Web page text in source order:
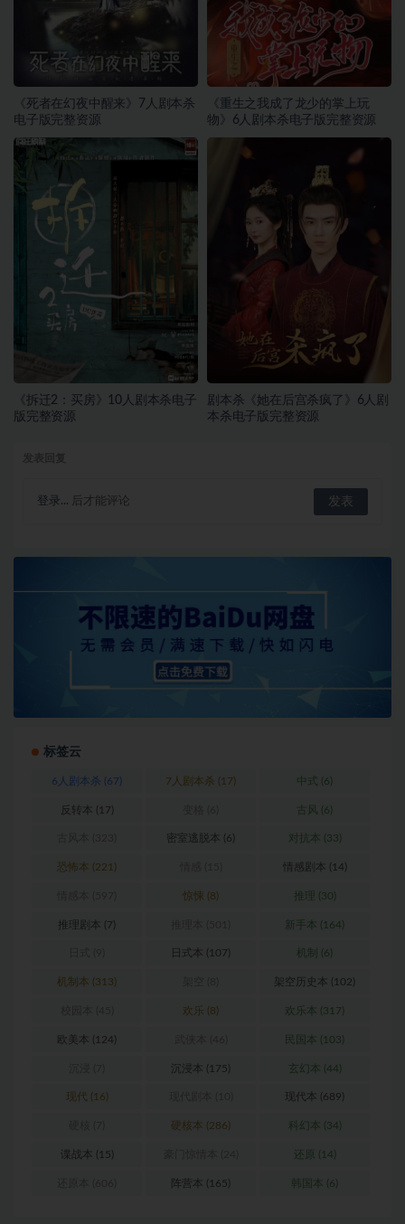
《死者在幻夜中醒来》7人剧本杀
电子版完整资源
《重生之我成了龙少的掌上玩
物》6人剧本杀电子版完整资源
《拆迁2：买房》10人剧本杀电子
版完整资源
剧本杀《她在后宫杀疯了》6人剧
本杀电子版完整资源
登录... 后才能评论
标签云
6人剧本杀 (67) 7人剧本杀 (17) 中式 (6)
反转本 (17) 古风 (6)
密室逃脱本 (6) 对抗本 (33)
恐怖本 (221) 情感剧本 (14)
惊悚 (8) 推理 (30)
推理剧本 (7) 新手本 (164)
日式本 (107) 机制 (6)
机制本 (313) 架空历史本 (102)
欢乐 (8) 欢乐本 (317)
欧美本 (124) 民国本 (103)
沉浸本 (175) 玄幻本 (44)
现代 (16) 现代本 (689)
硬核本 (286) 科幻本 (34)
谍战本 (15) 还原 (14)
阵营本 (165) 韩国本 (6)